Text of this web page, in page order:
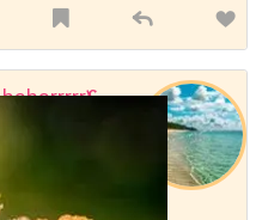
baharrrrr400